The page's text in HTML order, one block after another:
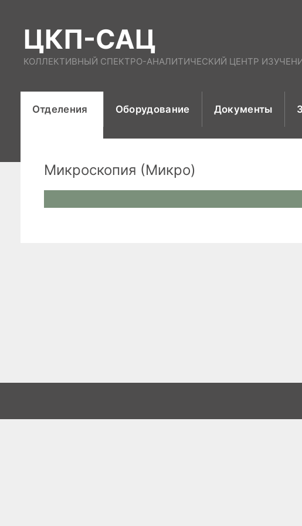
содержимому
ЦКП-САЦ
КОЛЛЕКТИВНЫЙ СПЕКТРО-АНАЛИТИЧЕСКИЙ ЦЕНТР
Отделения Оборудование Документы
Микроскопия (Микро)